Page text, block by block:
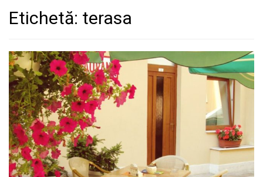
Etichetă: terasa